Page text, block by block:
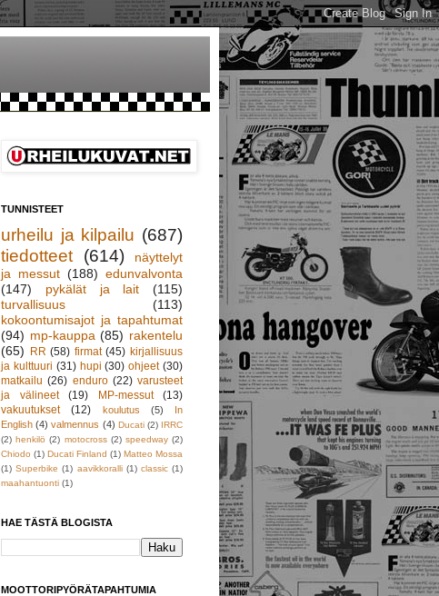
TUNNISTEET
urheilu ja kilpailu (687)
tiedotteet
(614)
näyttelyt
ja messut (188) edunvalvonta
(147)
pykälät ja lait
(115)
turvallisuus
(113)
kokoontumisajot ja tapahtumat
(94) mp-kauppa (85) rakentelu
(65)
RR (58) firmat (45) kirjallisuus
ja kulttuuri (31) hupi (30) ohjeet (30)
matkailu (26) enduro (22) varusteet
ja välineet
(19) MP-messut
(13)
vakuutukset
(12) koulutus (5)
In
English (4) valmennus (4) Ducati (2) IRRC
(2) henkilö (2) motocross (2) speedway (2)
Chiodo (1) Ducati Finland (1) Matteo Mossa
(1) Superbike (1) aavikkoralli (1) classic (1)
maahantuonti (1)
HAE TÄSTÄ BLOGISTA
MOOTTORIPYÖRÄTAPAHTUMIA